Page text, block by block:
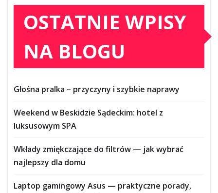
OSTATNIE WPISY
NA BLOGU
Głośna pralka – przyczyny i szybkie naprawy
Weekend w Beskidzie Sądeckim: hotel z
luksusowym SPA
Wkłady zmiękczające do filtrów — jak wybrać
najlepszy dla domu
Laptop gamingowy Asus — praktyczne porady,